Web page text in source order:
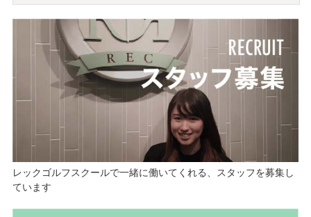
レックゴルフスクールで一緒に働いてくれる、スタッフを募集し
ています